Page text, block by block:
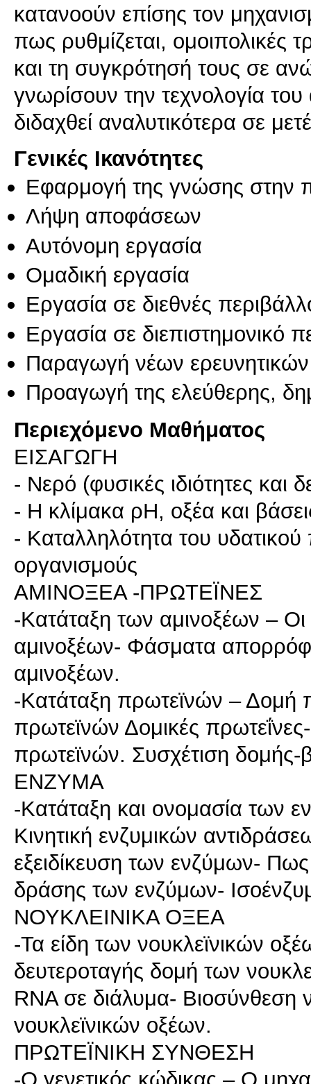
κατανοούν επίσης τον
πως ρυθμίζεται, ομοιπολικές
και τη συγκρότησή τους σε
γνωρίσουν την τεχνολογία
διδαχθεί αναλυτικότερα σε
Γενικές Ικανότητες
Εφαρμογή της γνώσης στην
Λήψη αποφάσεων
Αυτόνομη εργασία
Ομαδική εργασία
Εργασία σε διεθνές
Εργασία σε διεπιστημονικό
Παραγωγή νέων
Προαγωγή της ελεύθερης,
Περιεχόμενο Μαθήματος
ΕΙΣΑΓΩΓΗ
- Νερό (φυσικές ιδιότητες και
- Η κλίμακα ρΗ, οξέα και
- Καταλληλότητα του
οργανισμούς
ΑΜΙΝΟΞΕΑ -ΠΡΩΤΕΪΝΕΣ
-Κατάταξη των αμινοξέων – Οι
αμινοξέων- Φάσματα
αμινοξέων.
-Κατάταξη πρωτεϊνών – Δομή
πρωτεϊνών Δομικές
πρωτεϊνών. Συσχέτιση δομής-
ΕΝΖΥΜΑ
-Κατάταξη και ονομασία των
Κινητική ενζυμικών
εξειδίκευση των ενζύμων-
δράσης των ενζύμων-
ΝΟΥΚΛEΙΝΙΚΑ ΟΞΕΑ
-Τα είδη των νουκλεϊνικών
δευτεροταγής δομή των
RNA σε διάλυμα- Βιοσύνθεση
νουκλεϊνικών οξέων.
ΠΡΩΤΕΪΝΙΚΗ ΣΥΝΘΕΣΗ